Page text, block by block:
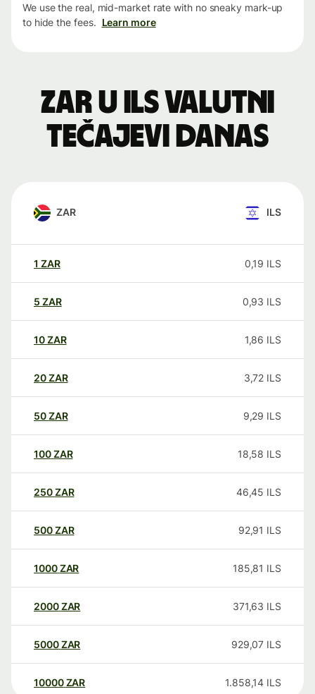
We use the real, mid-market rate with no sneaky mark-up
to hide the fees. Learn more
ZAR u ILS valutni
tečajevi danas
ZAR ILS
1 ZAR 0,19 ILS
5 ZAR 0,93 ILS
10ZAR 1,86 ILS
20ZAR 3,72 ILS
50ZAR 9,29 ILS
100ZAR 18,58 ILS
250ZAR 46,45 ILS
500ZAR 92,91 ILS
1000ZAR 185,81 ILS
2000ZAR 371,63 ILS
5000ZAR 929,07 ILS
10000 ZAR 1.858,14 ILS